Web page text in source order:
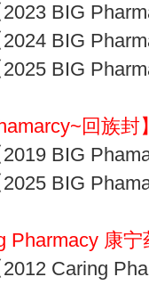
BIG
BIG
BIG
回族封
BIG
BIG
Pharmacy 康
Caring